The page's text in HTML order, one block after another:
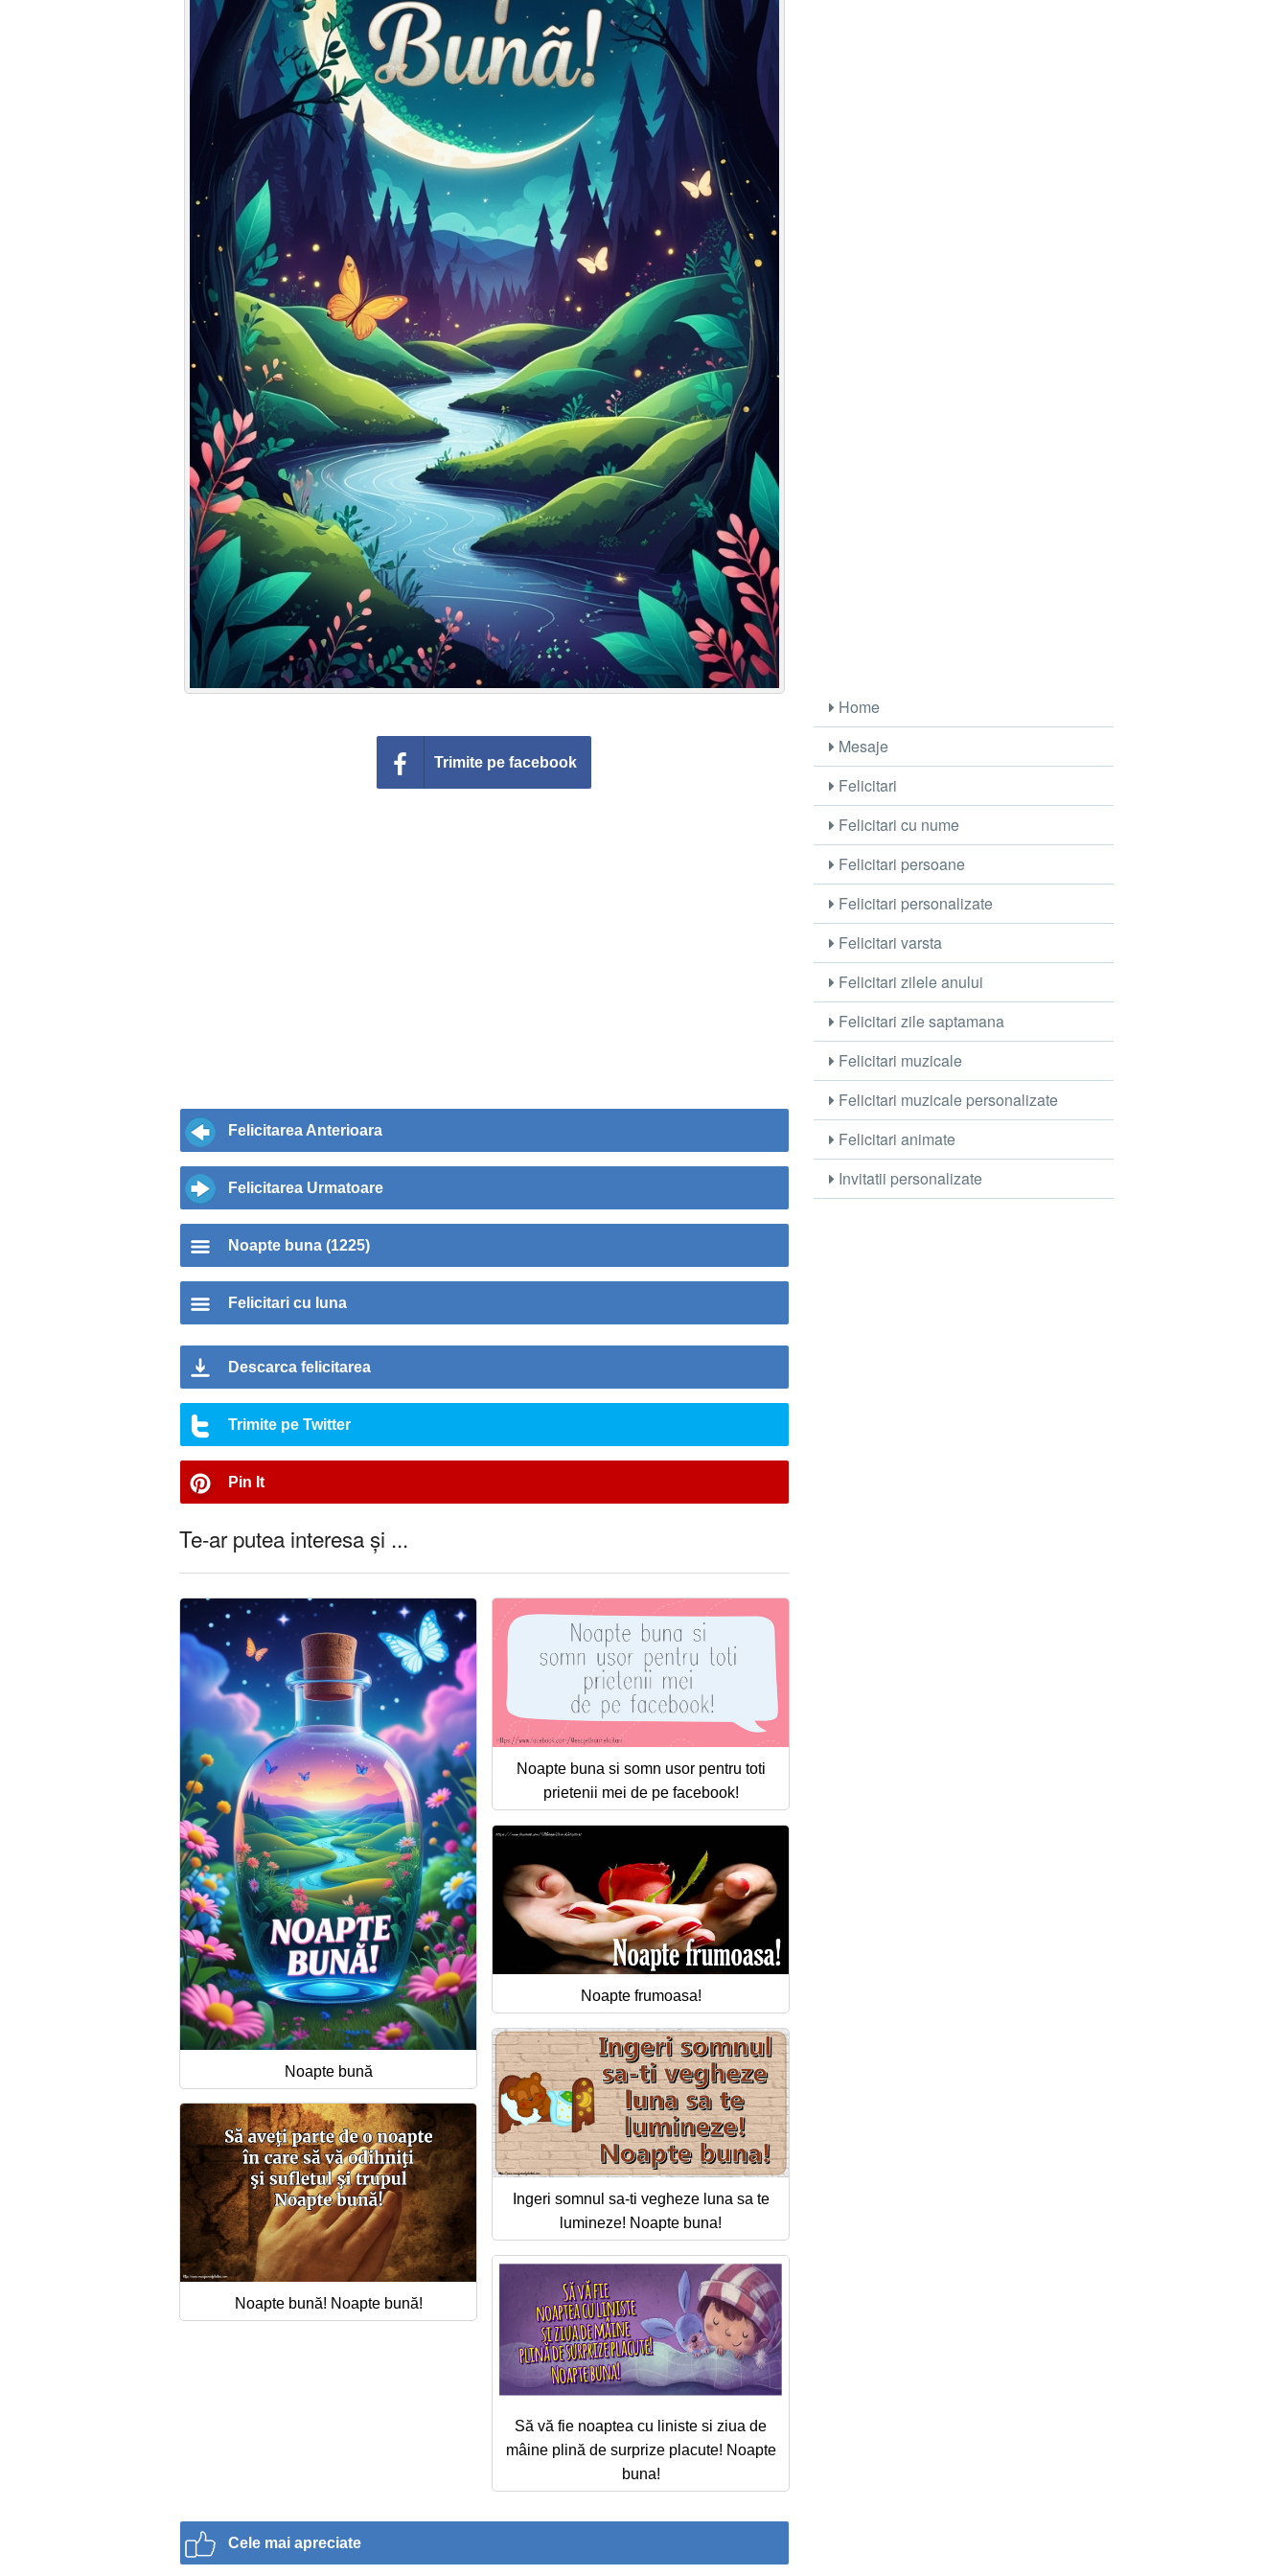
Trimite pe facebook
Felicitarea Anterioara
Felicitarea Urmatoare
Noapte buna (1225)
Felicitari cu luna
Descarca felicitarea
Trimite pe Twitter
Pin It
Te-ar putea interesa și ...
Noapte bună
Noapte buna si somn usor pentru toti
prietenii mei de pe facebook!
Noapte frumoasa!
Ingeri somnul sa-ti vegheze luna sa te
lumineze! Noapte buna!
Noapte bună! Noapte bună!
Să vă fie noaptea cu liniste si ziua de
mâine plină de surprize placute! Noapte
buna!
Cele mai apreciate
Home
Mesaje
Felicitari
Felicitari cu nume
Felicitari persoane
Felicitari personalizate
Felicitari varsta
Felicitari zilele anului
Felicitari zile saptamana
Felicitari muzicale
Felicitari muzicale personalizate
Felicitari animate
Invitatii personalizate